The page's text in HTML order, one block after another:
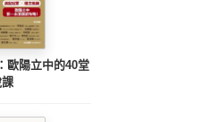
歐陽立中的40堂